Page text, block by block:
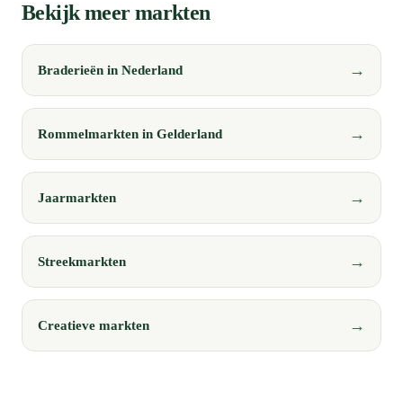
Bekijk meer markten
Braderieën in Nederland
Rommelmarkten in Gelderland
Jaarmarkten
Streekmarkten
Creatieve markten